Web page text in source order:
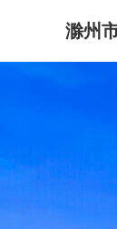
滁州